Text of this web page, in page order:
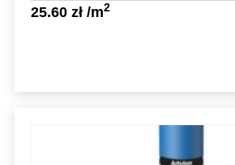
25.60 zł/m2
Sprawdź szczegóły